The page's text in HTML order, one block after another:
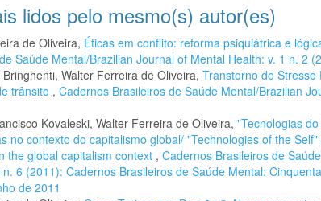
lidos pelo mesmo(s) autor(es)
de Oliveira, Éticas em conflito: reforma psiquiátrica e
Saúde Mental/Brazilian Journal of Mental Health: v. 1 n. 2
Walter Ferreira de Oliveira, Transtorno do
trânsito , Cadernos Brasileiros de Saúde Mental/Brazilian
Kovaleski, Walter Ferreira de Oliveira, "Tecnologias
no contexto do capitalismo global/ "Technologies of the
the global capitalism context , Cadernos Brasileiros de
n. 6 (2011): Cadernos Brasileiros de Saúde Mental:
de 2011